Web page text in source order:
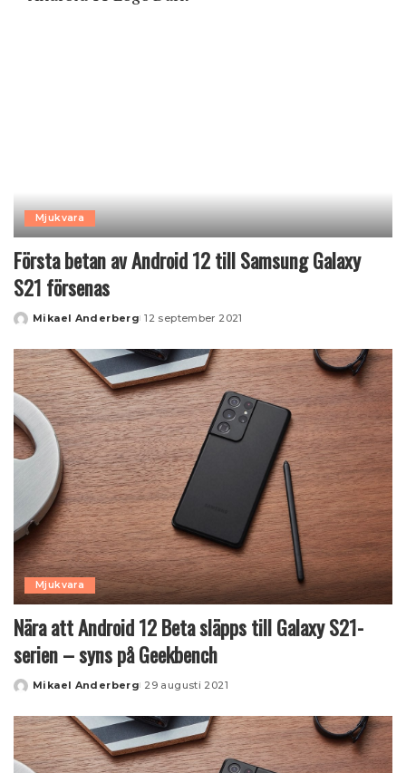
Mjukvara
Första betan av Android 12 till Samsung Galaxy
S21 försenas
Posted
Mikael Anderberg 12 september 2021
Mjukvara
Nära att Android 12 Beta släpps till Galaxy S21-
serien – syns på Geekbench
Posted
Mikael Anderberg 29 augusti 2021